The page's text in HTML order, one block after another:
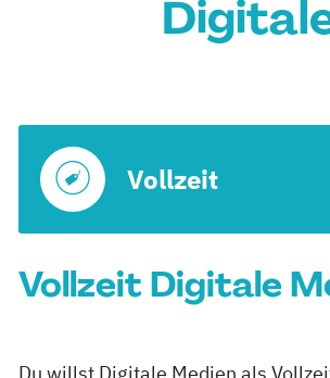
Vollzeit
Vollzeit Digitale